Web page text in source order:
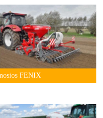
FENIX